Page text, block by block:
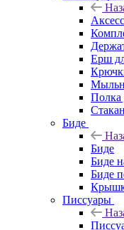
Ерш
Полка
Биде
Биде
Биде
Биде
Писсуары